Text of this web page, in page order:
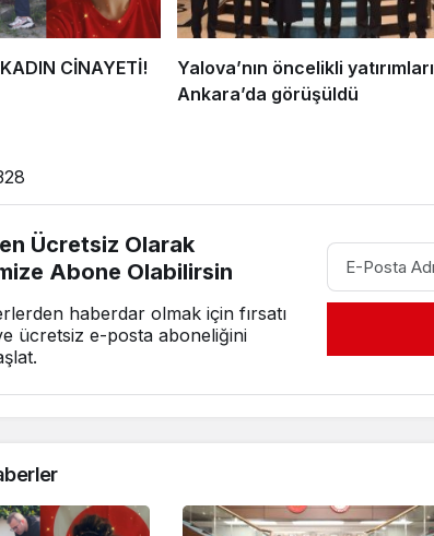
CİNAYETİ!
Yalova’nın öncelikli yatırımları
Ankara’da görüşüldü
Ücretsiz Olarak
Abone Olabilirsin
haberdar olmak için fırsatı
ücretsiz e-posta aboneliğini